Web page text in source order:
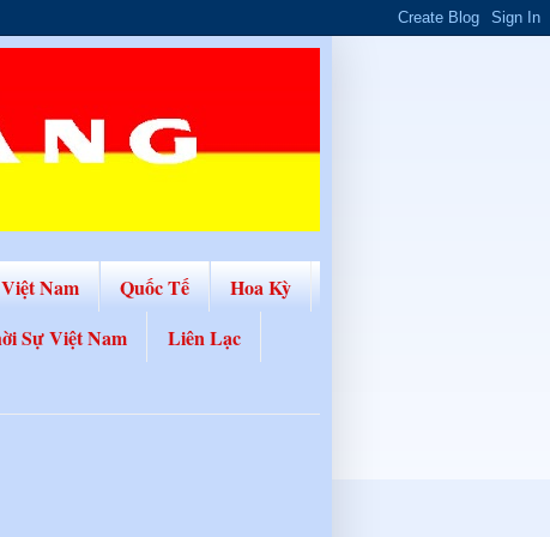
Nam Quốc Tế
Hoa Kỳ
Sự Việt Nam
Liên Lạc